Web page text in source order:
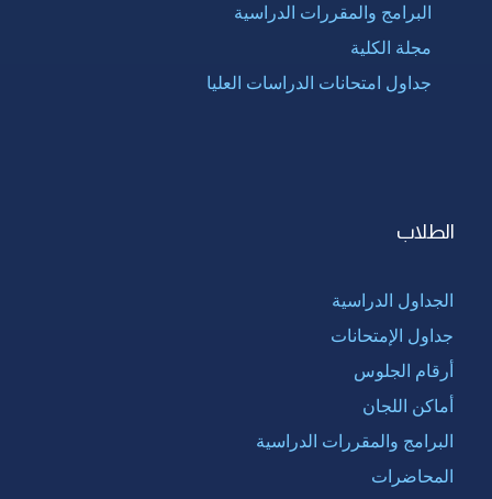
البرامج والمقررات الدراسية
مجلة الكلية
جداول امتحانات الدراسات العليا
الطلاب
الجداول الدراسية
جداول الإمتحانات
أرقام الجلوس
أماكن اللجان
البرامج والمقررات الدراسية
المحاضرات